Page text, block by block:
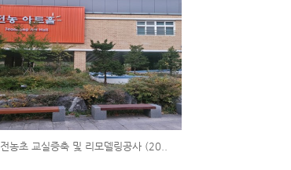
전농초 교실증축 및 리모델링공사 (20..